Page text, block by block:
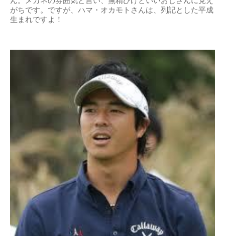
がちです。ですが、ハマ・オカモトさんは、列記とした平成
生まれですよ！